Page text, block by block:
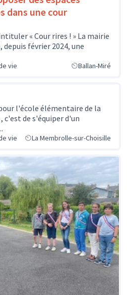
dans une cour
« Cour rires ! » La mairie
février 2024, une
vie Ballan-Miré
l'école élémentaire de la
c'est de s'équiper d'un
vie La Membrolle-sur-Choisille